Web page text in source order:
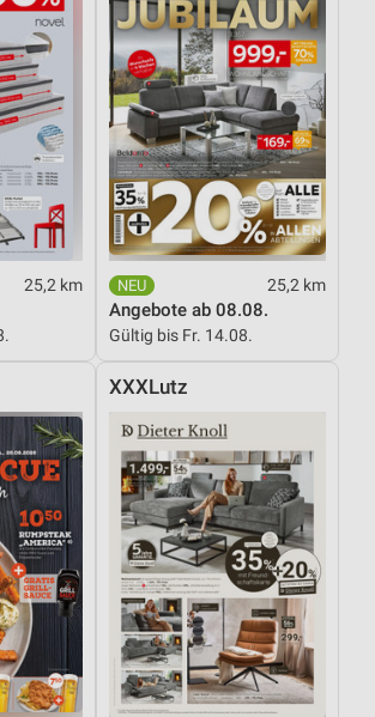
25,2 km 25,2 km
Angebote ab 08.08.
Gültig bis Fr. 14.08.
XXXLutz